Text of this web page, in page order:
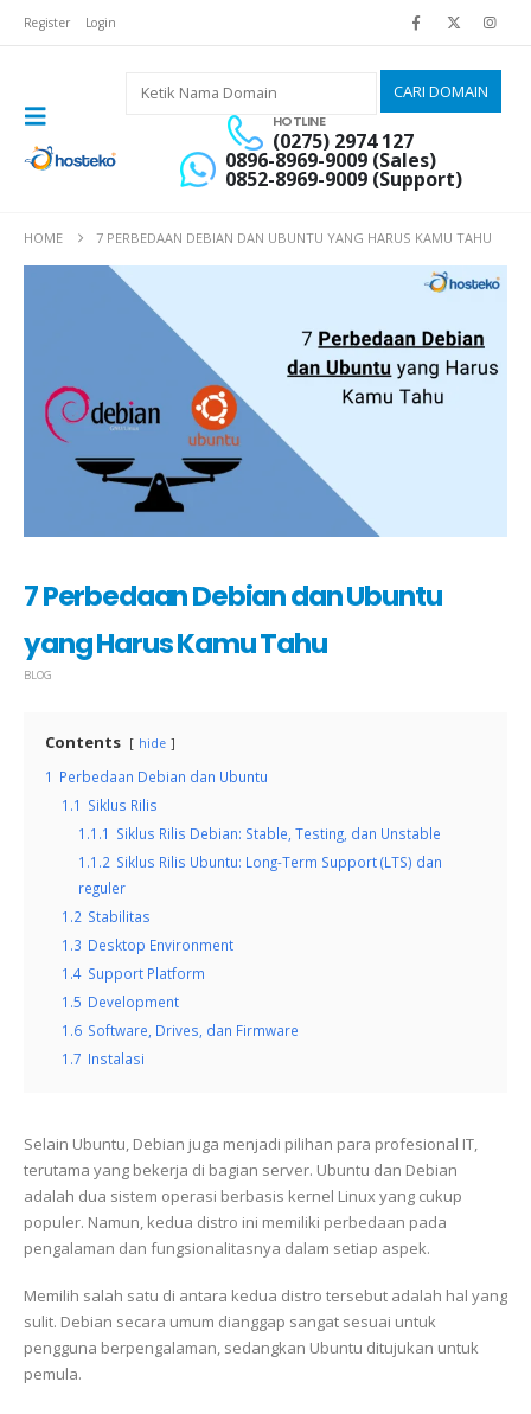
Register Login
HOTLINE
(0275) 2974 127
0896-8969-9009 (Sales)
0852-8969-9009 (Support)
HOME 7 PERBEDAAN DEBIAN DAN UBUNTU YANG HARUS KAMU TAHU
7 Perbedaan Debian dan Ubuntu
yang Harus Kamu Tahu
BLOG
Contents hide
1 Perbedaan Debian dan Ubuntu
1.1 Siklus Rilis
1.1.1 Siklus Rilis Debian: Stable, Testing, dan Unstable
1.1.2 Siklus Rilis Ubuntu: Long-Term Support (LTS) dan
reguler
1.2 Stabilitas
1.3 Desktop Environment
1.4 Support Platform
1.5 Development
1.6 Software, Drives, dan Firmware
1.7 Instalasi
Selain Ubuntu, Debian juga menjadi pilihan para profesional IT,
terutama yang bekerja di bagian server. Ubuntu dan Debian
adalah dua sistem operasi berbasis kernel Linux yang cukup
populer. Namun, kedua distro ini memiliki perbedaan pada
pengalaman dan fungsionalitasnya dalam setiap aspek.
Memilih salah satu di antara kedua distro tersebut adalah hal yang
sulit. Debian secara umum dianggap sangat sesuai untuk
pengguna berpengalaman, sedangkan Ubuntu ditujukan untuk
pemula.